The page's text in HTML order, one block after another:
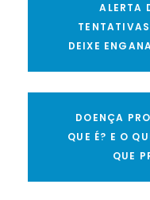
ALERTA
DEIXE
DOENÇA
QUE É? E O
QUE